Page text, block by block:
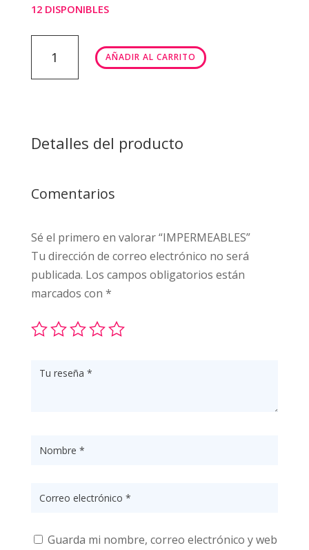
12 DISPONIBLES
IMPERMEABLES
cantidad
AÑADIR AL CARRITO
Detalles del producto
Comentarios
Sé el primero en valorar “IMPERMEABLES”
Tu dirección de correo electrónico no será
publicada. Los campos obligatorios están
marcados con *
Guarda mi nombre, correo electrónico y web